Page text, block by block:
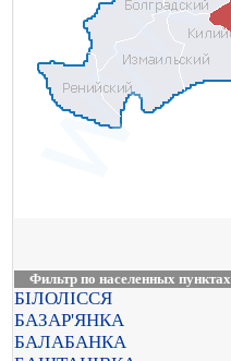
Фильтр по населенных пунктах
БІЛОЛІССЯ
БАЗАР'ЯНКА
БАЛАБАНКА